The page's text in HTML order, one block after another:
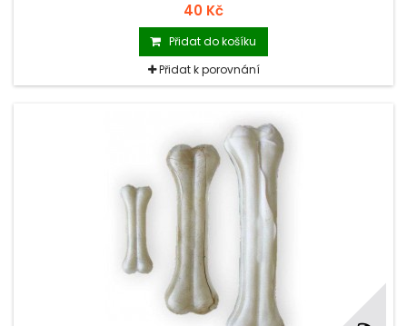
40 Kč
Přidat do košíku
Přidat k porovnání